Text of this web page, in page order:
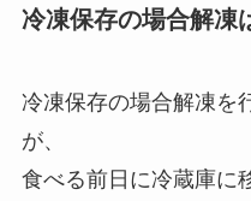
冷凍保存の場合解凍
冷凍保存の場合解凍を
が、
食べる前日に冷蔵庫に